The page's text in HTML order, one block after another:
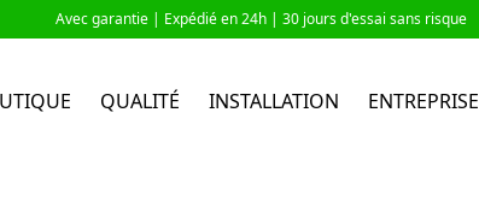
Avec garantie | Expédié en 24h | 30 jours d'essai sans risque
QUALITÉ INSTALLATION ENTREPRISE